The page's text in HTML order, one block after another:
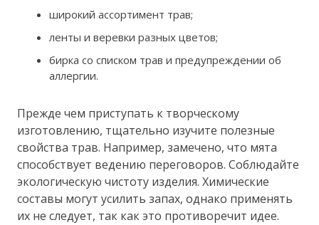
широкий ассортимент трав;
ленты и веревки разных цветов;
бирка со списком трав и предупреждении об
аллергии.
Прежде чем приступать к творческому
изготовлению, тщательно изучите полезные
свойства трав. Например, замечено, что мята
способствует ведению переговоров. Соблюдайте
экологическую чистоту изделия. Химические
составы могут усилить запах, однако применять
их не следует, так как это противоречит идее.